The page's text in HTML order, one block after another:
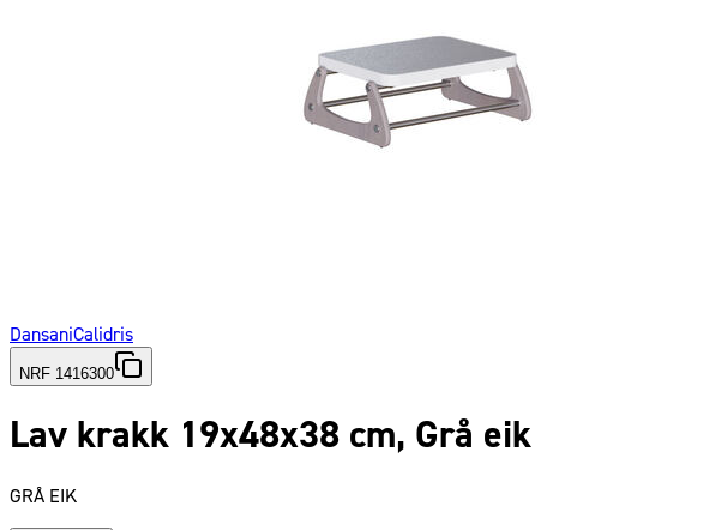
DansaniCalidris
NRF 1416300
Lav krakk 19x48x38 cm, Grå eik
GRÅ EIK